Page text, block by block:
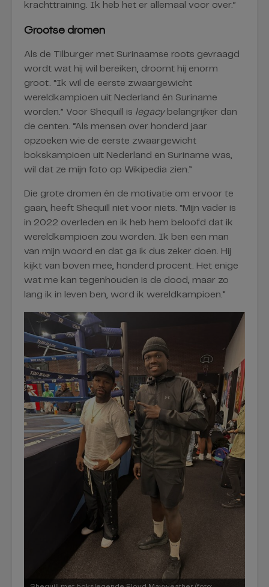
krachttraining. Ik heb het er allemaal voor over.”
Grootse dromen
Als de Tilburger met Surinaamse roots gevraagd
wordt wat hij wil bereiken, droomt hij enorm
groot. “Ik wil de eerste zwaargewicht
wereldkampioen uit Nederland én Suriname
worden.” Voor Shequill is legacy belangrijker dan
de centen. “Als mensen over honderd jaar
opzoeken wie de eerste zwaargewicht
bokskampioen uit Nederland en Suriname was,
wil dat ze mijn foto op Wikipedia zien.”
Die grote dromen én de motivatie om ervoor te
gaan, heeft Shequill niet voor niets. “Mijn vader is
in 2022 overleden en ik heb hem beloofd dat ik
wereldkampioen zou worden. Ik ben een man
van mijn woord en dat ga ik dus zeker doen. Hij
kijkt van boven mee, honderd procent. Het enige
wat me kan tegenhouden is de dood, maar zo
lang ik in leven ben, word ik wereldkampioen.”